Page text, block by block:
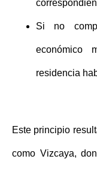
Si no
económico
residencia
Este principio
como Vizcaya,